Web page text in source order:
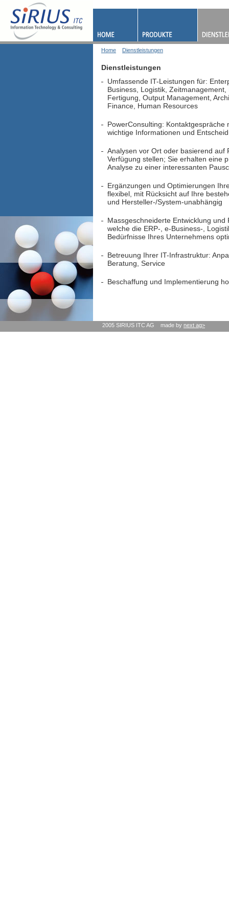
Home Dienstleistungen
Dienstleistungen
Umfassende IT-Leistungen für:
Business, Logistik,
Fertigung, Output Management,
Finance, Human Resources
PowerConsulting:
wichtige Informationen und
Analysen vor Ort oder basierend auf
Verfügung stellen; Sie erhalten eine
Analyse zu einer interessanten
Ergänzungen und Optimierungen
flexibel, mit Rücksicht auf Ihre
und Hersteller-/System-unabhängig
Massgeschneiderte Entwicklung
welche die ERP-, e-Business-,
Bedürfnisse Ihres Unternehmens
Betreuung Ihrer IT-Infrastruktur:
Beratung, Service
Beschaffung und Implementierung
2005 SIRIUS ITC AG made by next ag>